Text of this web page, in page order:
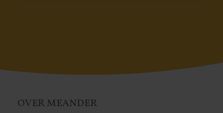
OVER MEANDER